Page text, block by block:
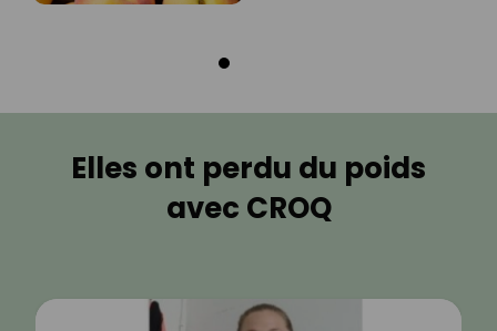
Elles ont perdu du poids
avec CROQ